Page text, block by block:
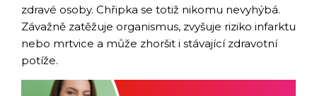
zdravé osoby. Chřipka se totiž nikomu nevyhýbá.
Závažně zatěžuje organismus, zvyšuje riziko infarktu
nebo mrtvice a může zhoršit i stávající zdravotní
potíže.